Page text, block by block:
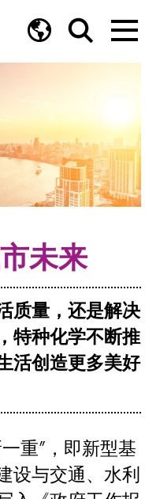
未来
质量，还是解决
特种化学不断推
活创造更多美好
重”，即新型基
设与交通、水利